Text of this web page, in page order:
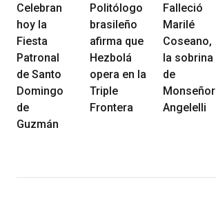
Celebran
hoy la
Fiesta
Patronal
de Santo
Domingo
de
Guzmán
Politólogo
brasileño
afirma que
Hezbolá
opera en la
Triple
Frontera
Falleció
Marilé
Coseano,
la sobrina
de
Monseñor
Angelelli